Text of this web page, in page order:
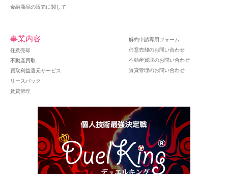
金融商品の販売に関して
事業内容
任意売却
不動産買取
買取利益還元サービス
リースバック
賃貸管理
解約申請専用フォーム
任意売却のお問い合わせ
不動産買取のお問い合わせ
賃貸管理のお問い合わせ